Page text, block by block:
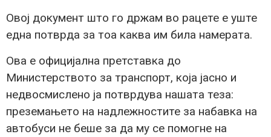
Овој документ што го држам во рацете е уште
една потврда за тоа каква им била намерата.
Ова е официјална претставка до
Министерството за транспорт, која јасно и
недвосмислено ја потврдува нашата теза:
преземањето на надлежностите за набавка на
автобуси не беше за да му се помогне на